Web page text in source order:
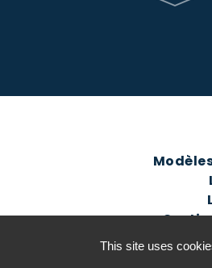
©2016-
This site uses